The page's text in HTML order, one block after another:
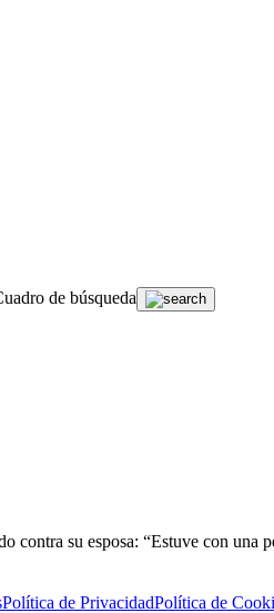
de búsqueda
contra su esposa: “Estuve con una
Política de PrivacidadPolítica de